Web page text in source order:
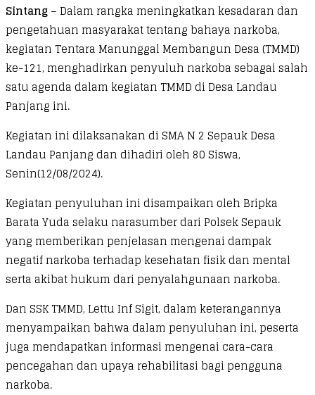
Sintang– Dalam rangka meningkatkan kesadaran dan
pengetahuan masyarakat tentang bahaya narkoba,
kegiatan Tentara Manunggal Membangun Desa (TMMD)
ke-121, menghadirkan penyuluh narkoba sebagai salah
satu agenda dalam kegiatan TMMD di Desa Landau
Panjang ini.
Kegiatan ini dilaksanakan di SMA N 2 Sepauk Desa
Landau Panjang dan dihadiri oleh 80 Siswa,
Senin(12/08/2024).
Kegiatan penyuluhan ini disampaikan oleh Bripka
Barata Yuda selaku narasumber dari Polsek Sepauk
yang memberikan penjelasan mengenai dampak
negatif narkoba terhadap kesehatan fisik dan mental
serta akibat hukum dari penyalahgunaan narkoba.
Dan SSK TMMD, Lettu Inf Sigit, dalam keterangannya
menyampaikan bahwa dalam penyuluhan ini, peserta
juga mendapatkan informasi mengenai cara-cara
pencegahan dan upaya rehabilitasi bagi pengguna
narkoba.